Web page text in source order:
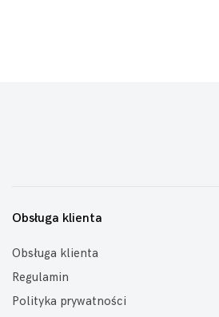
Obsługa klienta
Obsługa klienta
Regulamin
Polityka prywatności